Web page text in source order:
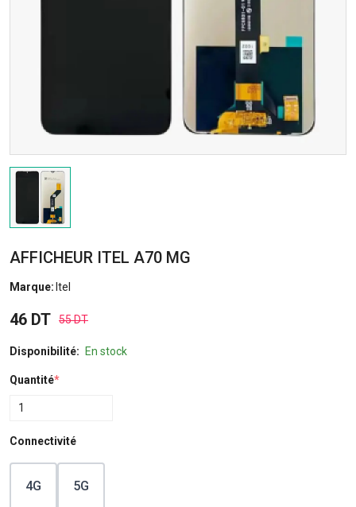
AFFICHEUR ITEL A70 MG
Marque: Itel
46 DT 55 DT
Disponibilité: En stock
Quantité*
Connectivité
4G 5G